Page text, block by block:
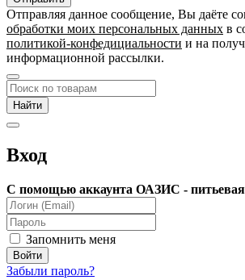
Отправляя данное сообщение, Вы даёте
обработки моих персональных данных в
политикой-конфедициальности и на
информационной рассылки.
Вход
С помощью аккаунта ОАЗИС - питьевая
Запомнить меня
Забыли пароль?